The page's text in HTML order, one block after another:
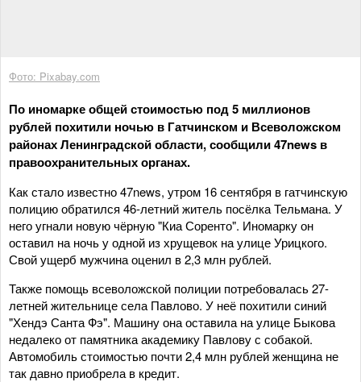
Фото: Pixabay.com
По иномарке общей стоимостью под 5 миллионов
рублей похитили ночью в Гатчинском и Всеволожском
районах Ленинградской области, сообщили 47news в
правоохранительных органах.
Как стало известно 47news, утром 16 сентября в гатчинскую
полицию обратился 46-летний житель посёлка Тельмана. У
него угнали новую чёрную "Киа Соренто". Иномарку он
оставил на ночь у одной из хрущевок на улице Урицкого.
Свой ущерб мужчина оценил в 2,3 млн рублей.
Также помощь всеволожской полиции потребовалась 27-
летней жительнице села Павлово. У неё похитили синий
"Хендэ Санта Фэ". Машину она оставила на улице Быкова
недалеко от памятника академику Павлову с собакой.
Автомобиль стоимостью почти 2,4 млн рублей женщина не
так давно приобрела в кредит.